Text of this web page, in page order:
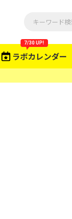
ラボカレンダー
7/30 UP!